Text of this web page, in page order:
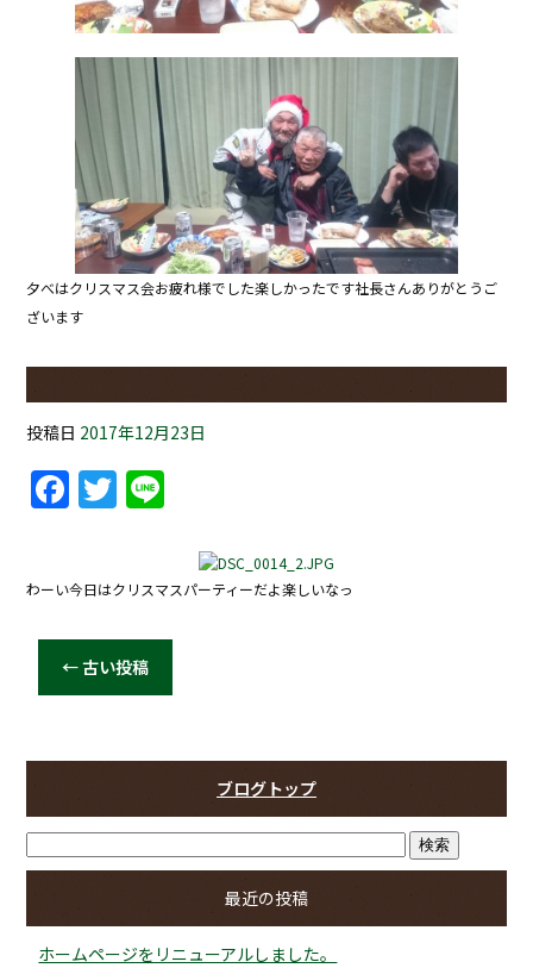
夕べはクリスマス会お疲れ様でした楽しかったです社長さんありがとうご
ざいます
投稿日 2017年12月23日
Facebook
Twitter
わーい今日はクリスマスパーティーだよ楽しいなっ
←古い投稿
ブログトップ
最近の投稿
ホームページをリニューアルしました。